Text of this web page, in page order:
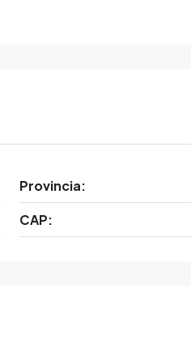
Provincia:
CAP: